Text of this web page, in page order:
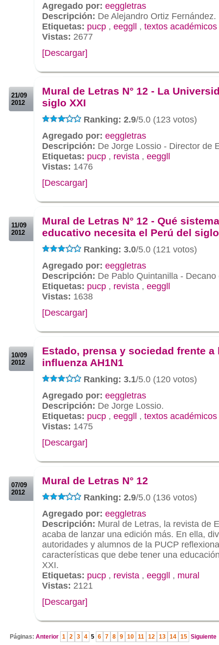
Agregado por: eeggletras
Descripción: De Alejandro Ortiz Fernández.
Etiquetas: pucp , eeggll , textos académicos
Vistas: 2677
[Descargar]
21/09
2012
Mural de Letras N° 12 - La
siglo XXI
Ranking: 2.9/5.0 (123 votos)
Agregado por: eeggletras
Descripción: De Jorge Lossio - Director de
Etiquetas: pucp , revista , eeggll
Vistas: 1476
[Descargar]
11/09
2012
Mural de Letras N° 12 - Qué sistema
educativo necesita el Perú del
Ranking: 3.0/5.0 (121 votos)
Agregado por: eeggletras
Descripción: De Pablo Quintanilla - Decano
Etiquetas: pucp , revista , eeggll
Vistas: 1638
[Descargar]
10/09
2012
Estado, prensa y sociedad frente a
influenza AH1N1
Ranking: 3.1/5.0 (120 votos)
Agregado por: eeggletras
Descripción: De Jorge Lossio.
Etiquetas: pucp , eeggll , textos académicos
Vistas: 1475
[Descargar]
07/09
2012
Mural de Letras N° 12
Ranking: 2.9/5.0 (136 votos)
Agregado por: eeggletras
Descripción: Mural de Letras, la revista de
acaba de lanzar una edición más. En ella,
autoridades y alumnos de la PUCP
características que debe tener una
XXI.
Etiquetas: pucp , revista , eeggll , mural
Vistas: 2121
[Descargar]
Páginas: Anterior 1 2 3 4 5 6 7 8 9 10 11 12 13 14 15 Siguiente